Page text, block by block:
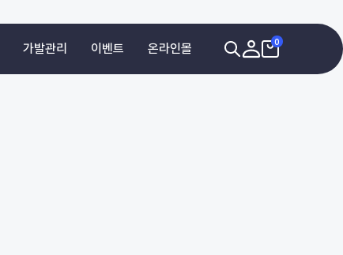
가발관리 이벤트 온라인몰 0